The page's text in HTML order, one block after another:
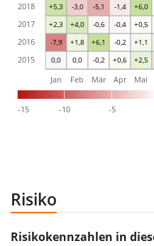
0,0 0,0 -0,2 +0,6 +2,5
-7,9 +1,8 +6,1 -0,2 +1,1
+2,3 +4,0 -0,6 -0,4 +0,5
+5,3 -3,0 -5,1 -1,4 +6,0
-15 -10 -5
Jan Feb Mär Apr Mai
2015
2016
2017
2018
Risiko
Risikokennzahlen in